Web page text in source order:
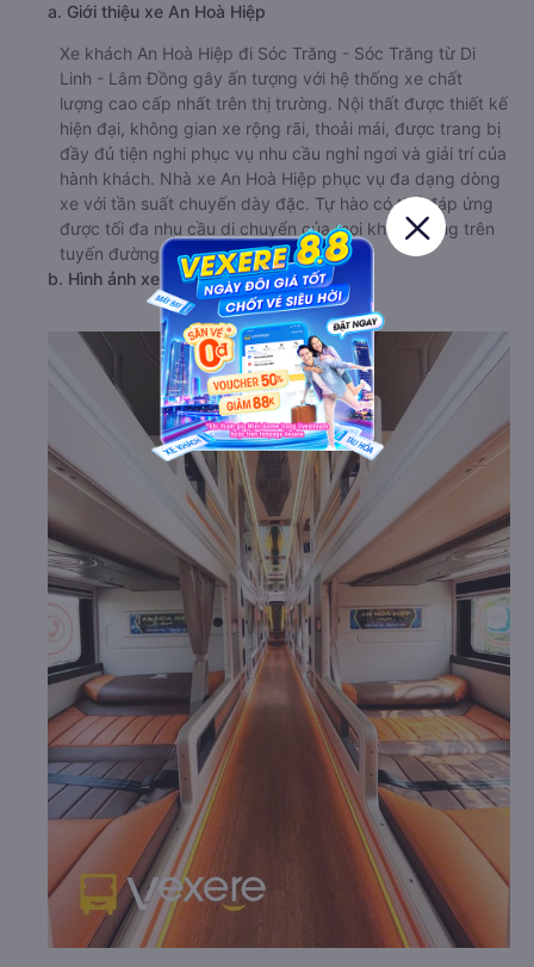
a. Giới thiệu xe An Hoà Hiệp
Xe khách An Hoà Hiệp đi Sóc Trăng - Sóc Trăng từ Di
Linh - Lâm Đồng gây ấn tượng với hệ thống xe chất
lượng cao cấp nhất trên thị trường. Nội thất được thiết kế
hiện đại, không gian xe rộng rãi, thoải mái, được trang bị
đầy đủ tiện nghi phục vụ nhu cầu nghỉ ngơi và giải trí của
hành khách. Nhà xe An Hoà Hiệp phục vụ đa dạng dòng
xe với tần suất chuyến dày đặc. Tự hào có thể đáp ứng
được tối đa nhu cầu di chuyển của mọi khách hàng trên
tuyến đường.
b. Hình ảnh xe An Hoà Hiệp